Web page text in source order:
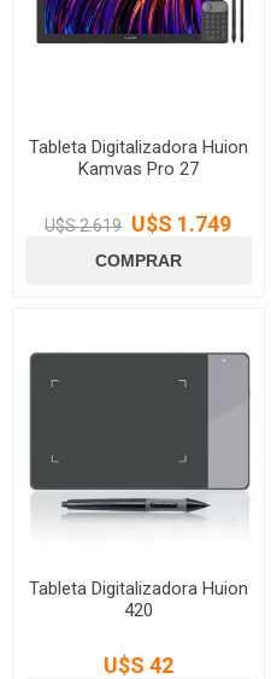
Tableta Digitalizadora Huion
Kamvas Pro 27
U$S 2.619 U$S 1.749
Tableta Digitalizadora Huion
420
U$S 42